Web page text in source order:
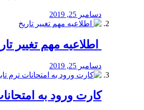
دسامبر 25, 2019
اطلاعیه مهم تغییر
دسامبر 25, 2019
کارت ورود به